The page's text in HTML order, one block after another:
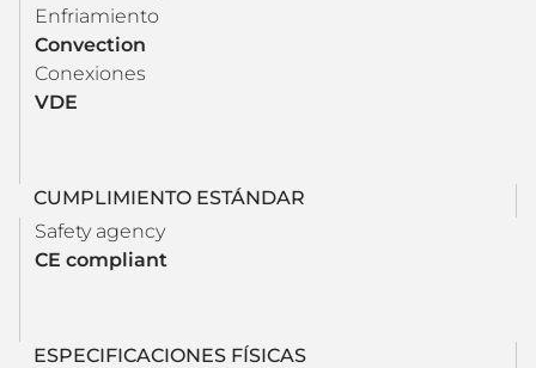
Enfriamiento
Convection
Conexiones
VDE
CUMPLIMIENTO ESTÁNDAR
Safety agency
CE compliant
ESPECIFICACIONES FÍSICAS